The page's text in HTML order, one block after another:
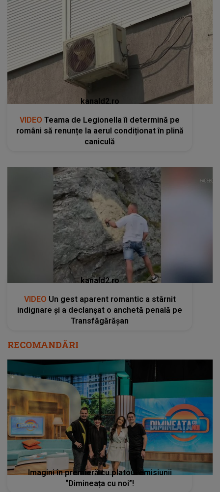
kanald2.ro
VIDEO Teama de Legionella îi determină pe
români să renunțe la aerul condiționat în plină
caniculă
kanald2.ro
VIDEO Un gest aparent romantic a stârnit
indignare și a declanșat o anchetă penală pe
Transfăgărășan
RECOMANDĂRI
Imagini în premieră cu platoul emisiunii
“Dimineața cu noi”!